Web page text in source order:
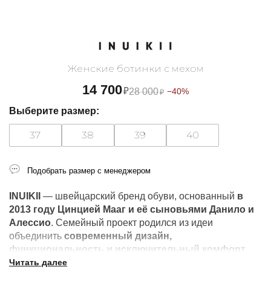
Женские ботинки с мехом
14 700₽28 000₽ −40%
INUIKII — швейцарский бренд обуви, основанный в
2013 году Цинцией Мааг и её сыновьями Данило и
Алессио. Семейный проект родился из идеи
объединить современный дизайн,
функциональность и исключительный комфорт
Читать далее
Выберите размер:
37 38 39 40
Подобрать размер с менеджером